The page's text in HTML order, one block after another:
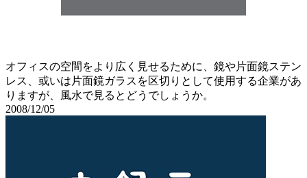
オフィスの空間をより広く見せるために、鏡や片面鏡ステン
レス、或いは片面鏡ガラスを区切りとして使用する企業があ
りますが、風水で見るとどうでしょうか。
2008/12/05